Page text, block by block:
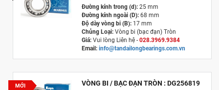
Đường kính trong (d):25 mm
Đường kính ngoài (D):68 mm
Độ dày vòng bi (B):17 mm
Chủng Loại: Vòng bi (bạc đạn) Tròn
Giá:Vui lòng Liên hệ - 028.3969.9384
Email: info@tandailongbearings.com.vn
MỚI VÒNG BI / BẠC ĐẠN TRÒN : DG256819